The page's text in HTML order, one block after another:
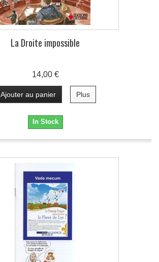
La Droite impossible
14,00 €
Ajouter au panier Plus
In Stock